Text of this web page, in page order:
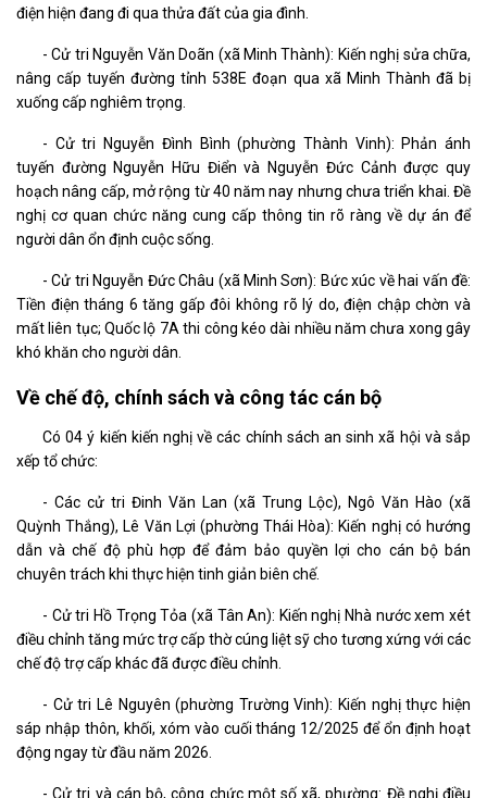
điện hiện đang đi qua thửa đất của gia đình.
- Cử tri Nguyễn Văn Doãn (xã Minh Thành): Kiến nghị sửa chữa,
nâng cấp tuyến đường tỉnh 538E đoạn qua xã Minh Thành đã bị
xuống cấp nghiêm trọng.
- Cử tri Nguyễn Đình Bình (phường Thành Vinh): Phản ánh
tuyến đường Nguyễn Hữu Điển và Nguyễn Đức Cảnh được quy
hoạch nâng cấp, mở rộng từ 40 năm nay nhưng chưa triển khai. Đề
nghị cơ quan chức năng cung cấp thông tin rõ ràng về dự án để
người dân ổn định cuộc sống.
- Cử tri Nguyễn Đức Châu (xã Minh Sơn): Bức xúc về hai vấn đề:
Tiền điện tháng 6 tăng gấp đôi không rõ lý do, điện chập chờn và
mất liên tục; Quốc lộ 7A thi công kéo dài nhiều năm chưa xong gây
khó khăn cho người dân.
Về chế độ, chính sách và công tác cán bộ
Có 04 ý kiến kiến nghị về các chính sách an sinh xã hội và sắp
xếp tổ chức:
- Các cử tri Đinh Văn Lan (xã Trung Lộc), Ngô Văn Hào (xã
Quỳnh Thắng), Lê Văn Lợi (phường Thái Hòa): Kiến nghị có hướng
dẫn và chế độ phù hợp để đảm bảo quyền lợi cho cán bộ bán
chuyên trách khi thực hiện tinh giản biên chế.
- Cử tri Hồ Trọng Tỏa (xã Tân An): Kiến nghị Nhà nước xem xét
điều chỉnh tăng mức trợ cấp thờ cúng liệt sỹ cho tương xứng với các
chế độ trợ cấp khác đã được điều chỉnh.
- Cử tri Lê Nguyên (phường Trường Vinh): Kiến nghị thực hiện
sáp nhập thôn, khối, xóm vào cuối tháng 12/2025 để ổn định hoạt
động ngay từ đầu năm 2026.
- Cử tri và cán bộ, công chức một số xã, phường: Đề nghị điều